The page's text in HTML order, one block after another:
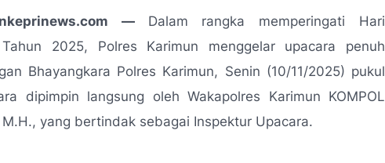
— Dalam rangka memperingati Hari
2025, Polres Karimun menggelar upacara penuh
Bhayangkara Polres Karimun, Senin (10/11/2025) pukul
dipimpin langsung oleh Wakapolres Karimun KOMPOL
yang bertindak sebagai Inspektur Upacara.